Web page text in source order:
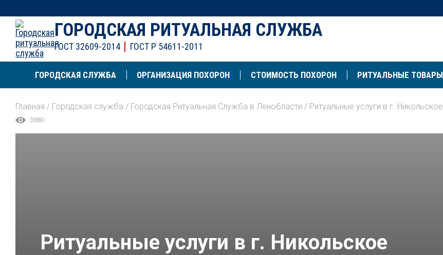
ГОРОДСКАЯ РИТУАЛЬНАЯ СЛУЖБА
ГОСТ 32609-2014 ГОСТ Р 54611-2011
ГОРОДСКАЯ СЛУЖБА ОРГАНИЗАЦИЯ ПОХОРОН СТОИМОСТЬ ПОХОРОН РИТУАЛЬНЫЕ ТОВАРЫ
Главная / Городская служба / Городская Ритуальная Служба в Ленобласти / Ритуальные услуги в г. Никольское
3880
Ритуальные услуги в г. Никольское